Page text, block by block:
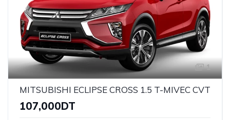
1
MITSUBISHI ECLIPSE CROSS 1.5 T-MIVEC CVT
107,000DT